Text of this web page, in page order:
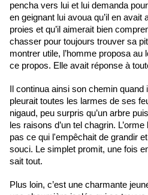
pencha vers lui et lui demanda
en geignant lui avoua qu’il en
proies et qu’il aimerait bien
chasser pour toujours trouver sa
montrer utile, l’homme proposa au
ce propos. Elle avait réponse à
Il continua ainsi son chemin
pleurait toutes les larmes de ses
nigaud, peu surpris qu’un arbre
les raisons d’un tel chagrin.
pas ce qui l'empêchait de grandir
souci. Le simplet promit, une fois
sait tout.
Plus loin, c’est une charmante